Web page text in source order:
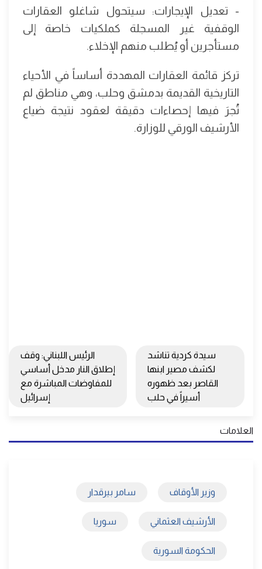
- تعديل الإيجارات: سيتحول شاغلو العقارات
الوقفية غير المسجلة كملكيات خاصة إلى
مستأجرين أو يُطلب منهم الإخلاء.
تركز قائمة العقارات المهددة أساساً في الأحياء
التاريخية القديمة بدمشق وحلب، وهي مناطق لم
تُجرَ فيها إحصاءات دقيقة لعقود نتيجة ضياع
الأرشيف الورقي للوزارة.
سيدة كردية تناشد
لكشف مصير ابنها
القاصر بعد ظهوره
أسيراً في حلب
الرئيس اللبناني: وقف
إطلاق النار مدخل أساسي
للمفاوضات المباشرة مع
إسرائيل
العلامات
وزير الأوقاف سامر بيرقدار
الأرشيف العثماني سوريا
الحكومة السورية